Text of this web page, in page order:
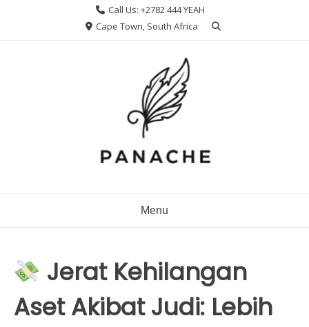
Call Us: +2782 444 YEAH
Cape Town, South Africa
Menu
Jerat Kehilangan
Aset Akibat Judi: Lebih